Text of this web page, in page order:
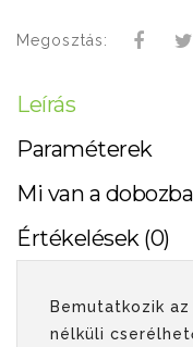
Megosztás:
Leírás
Paraméterek
Mi van a
Értékelések (0)
Bemutatkozik az
nélküli